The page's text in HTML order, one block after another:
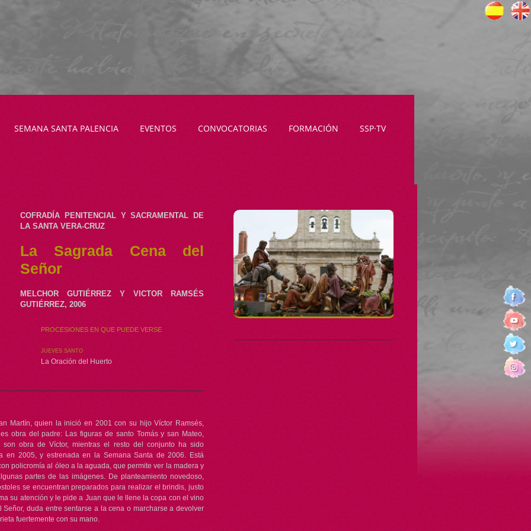
SEMANA SANTA PALENCIA EVENTOS CONVOCATORIAS FORMACIÓN SSP·TV
COFRADÍA PENITENCIAL Y SACRAMENTAL DE
LA SANTA VERA-CRUZ
La Sagrada Cena del
Señor
MELCHOR GUTIÉRREZ Y VICTOR RAMSÉS
GUTIÉRREZ, 2006
PROCESIONES EN QUE PUEDE VERSE
JUEVES SANTO
La Oración del Huerto
Martín, quien la inició en 2001 con su hijo Víctor Ramsés,
obra del padre: Las figuras de santo Tomás y san Mateo,
obra de Víctor, mientras el resto del conjunto ha sido
en 2005, y estrenada en la Semana Santa de 2006. Está
policromía al óleo a la aguada, que permite ver la madera y
partes de las imágenes. De planteamiento novedoso,
se encuentran preparados para realizar el brindis, justo
su atención y le pide a Juan que le llene la copa con el vino
duda entre sentarse a la cena o marcharse a devolver
fuertemente con su mano.